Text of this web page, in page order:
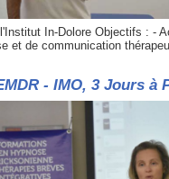
In-Dolore Objectifs : -
et de communication
- IMO, 3 Jours à